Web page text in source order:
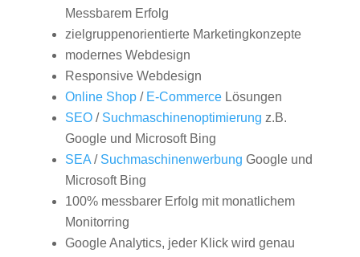
Messbarem Erfolg
zielgruppenorientierte Marketingkonzepte
modernes Webdesign
Responsive Webdesign
Online Shop/ E-CommerceLösungen
SEO/ Suchmaschinenoptimierung z.B.
Google und Microsoft Bing
SEA/ Suchmaschinenwerbung Google und
Microsoft Bing
100% messbarer Erfolg mit monatlichem
Monitorring
Google Analytics, jeder Klick wird genau